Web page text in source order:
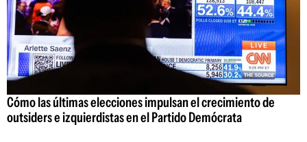
Cómo las últimas elecciones impulsan el crecimiento de
outsiders e izquierdistas en el Partido Demócrata